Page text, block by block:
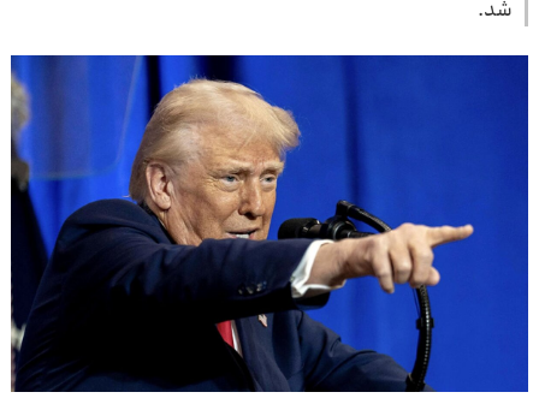
شد.